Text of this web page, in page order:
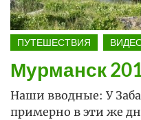
ПУТЕШЕСТВИЯ
Мурманск
Наши вводные: У
примерно в эти же